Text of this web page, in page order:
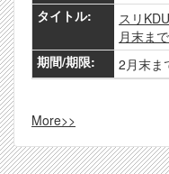
スリ
月末まで
2月末ま
More>>